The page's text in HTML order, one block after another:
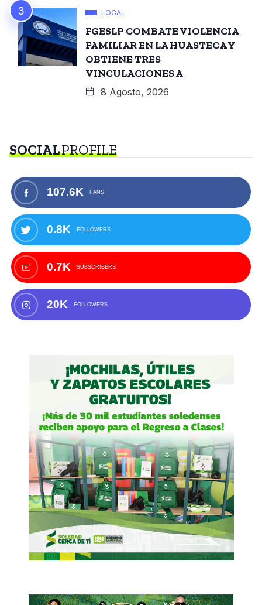
LOCAL
FGESLP COMBATE VIOLENCIA
FAMILIAR EN LA HUASTECA Y
OBTIENE TRES
VINCULACIONES A
8 Agosto, 2026
SOCIALPROFILE
107.6K FANS
0.8K FOLLOWERS
0.7K SUBSCRIBERS
20K FOLLOWERS